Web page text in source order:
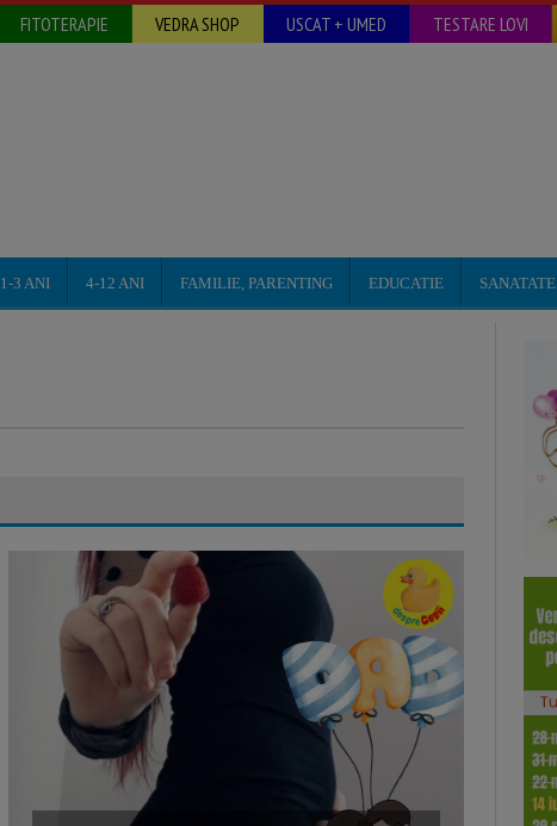
FITOTERAPIE VEDRA SHOP USCAT + UMED TESTARE LOVI
1-3 ANI 4-12 ANI FAMILIE, PARENTING EDUCATIE SANATATE